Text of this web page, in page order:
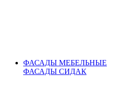
ФАСАДЫ МЕБЕЛЬНЫЕ
ФАСАДЫ СИДАК